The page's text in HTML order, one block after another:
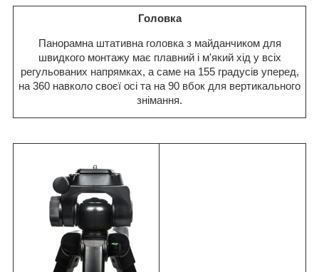
Головка
Панорамна штативна головка з майданчиком для
швидкого монтажу має плавний і м'який хід у всіх
регульованих напрямках, а саме на 155 градусів уперед,
на 360 навколо своєї осі та на 90 вбок для вертикального
знімання.